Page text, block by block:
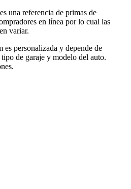
una referencia de primas de
en línea por lo cual las
variar.
personalizada y depende de
de garaje y modelo del auto.